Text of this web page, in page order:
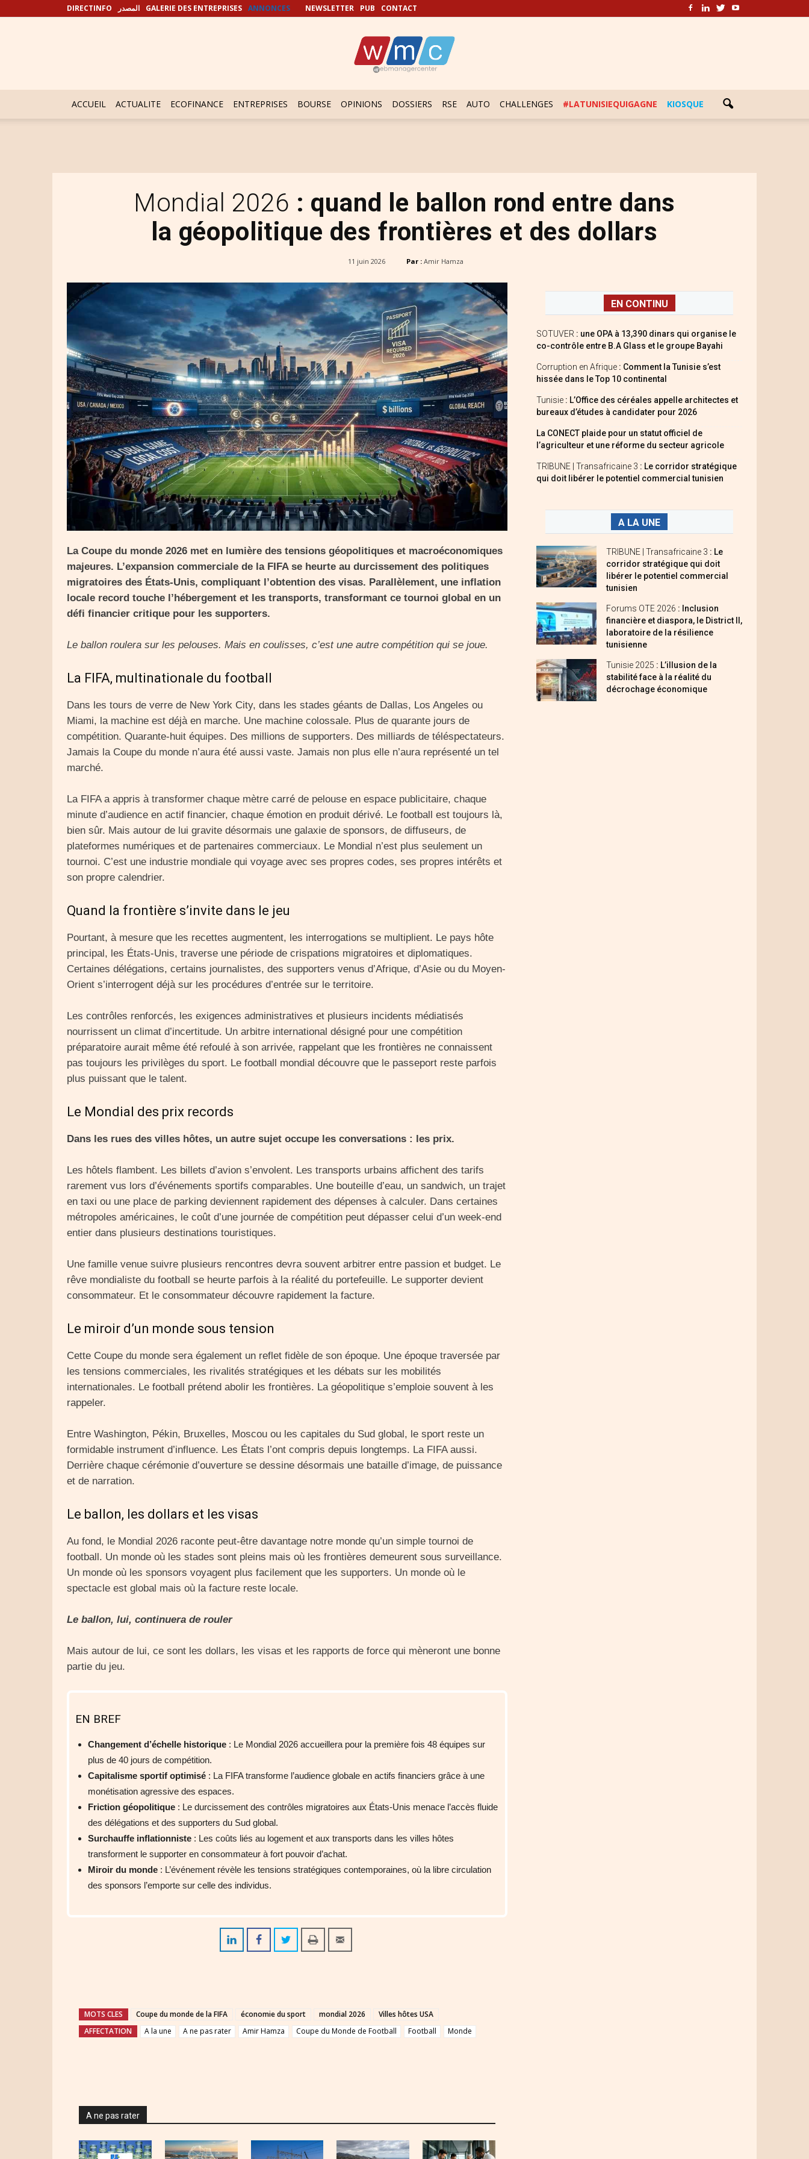
DIRECTINFO المصدر GALERIE DES ENTREPRISES ANNONCES NEWSLETTER PUB CONTACT
ACCUEIL ACTUALITE ECOFINANCE ENTREPRISES BOURSE OPINIONS DOSSIERS RSE AUTO CHALLENGES #LATUNISIEQUIGAGNE KIOSQUE
Mondial 2026 : quand le ballon rond entre dans
la géopolitique des frontières et des dollars
11 juin 2026 Par : Amir Hamza
La Coupe du monde 2026 met en lumière des tensions géopolitiques et macroéconomiques
majeures. L’expansion commerciale de la FIFA se heurte au durcissement des politiques
migratoires des États-Unis, compliquant l’obtention des visas. Parallèlement, une inflation
locale record touche l’hébergement et les transports, transformant ce tournoi global en un
défi financier critique pour les supporters.
Le ballon roulera sur les pelouses. Mais en coulisses, c’est une autre compétition qui se joue.
La FIFA, multinationale du football
Dans les tours de verre de New York City, dans les stades géants de Dallas, Los Angeles ou
Miami, la machine est déjà en marche. Une machine colossale. Plus de quarante jours de
compétition. Quarante-huit équipes. Des millions de supporters. Des milliards de téléspectateurs.
Jamais la Coupe du monde n’aura été aussi vaste. Jamais non plus elle n’aura représenté un tel
marché.
La FIFA a appris à transformer chaque mètre carré de pelouse en espace publicitaire, chaque
minute d’audience en actif financier, chaque émotion en produit dérivé. Le football est toujours là,
bien sûr. Mais autour de lui gravite désormais une galaxie de sponsors, de diffuseurs, de
plateformes numériques et de partenaires commerciaux. Le Mondial n’est plus seulement un
tournoi. C’est une industrie mondiale qui voyage avec ses propres codes, ses propres intérêts et
son propre calendrier.
Quand la frontière s’invite dans le jeu
Pourtant, à mesure que les recettes augmentent, les interrogations se multiplient. Le pays hôte
principal, les États-Unis, traverse une période de crispations migratoires et diplomatiques.
Certaines délégations, certains journalistes, des supporters venus d’Afrique, d’Asie ou du Moyen-
Orient s’interrogent déjà sur les procédures d’entrée sur le territoire.
Les contrôles renforcés, les exigences administratives et plusieurs incidents médiatisés
nourrissent un climat d’incertitude. Un arbitre international désigné pour une compétition
préparatoire aurait même été refoulé à son arrivée, rappelant que les frontières ne connaissent
pas toujours les privilèges du sport. Le football mondial découvre que le passeport reste parfois
plus puissant que le talent.
Le Mondial des prix records
Dans les rues des villes hôtes, un autre sujet occupe les conversations : les prix.
Les hôtels flambent. Les billets d’avion s’envolent. Les transports urbains affichent des tarifs
rarement vus lors d’événements sportifs comparables. Une bouteille d’eau, un sandwich, un trajet
en taxi ou une place de parking deviennent rapidement des dépenses à calculer. Dans certaines
métropoles américaines, le coût d’une journée de compétition peut dépasser celui d’un week-end
entier dans plusieurs destinations touristiques.
Une famille venue suivre plusieurs rencontres devra souvent arbitrer entre passion et budget. Le
rêve mondialiste du football se heurte parfois à la réalité du portefeuille. Le supporter devient
consommateur. Et le consommateur découvre rapidement la facture.
Le miroir d’un monde sous tension
Cette Coupe du monde sera également un reflet fidèle de son époque. Une époque traversée par
les tensions commerciales, les rivalités stratégiques et les débats sur les mobilités
internationales. Le football prétend abolir les frontières. La géopolitique s’emploie souvent à les
rappeler.
Entre Washington, Pékin, Bruxelles, Moscou ou les capitales du Sud global, le sport reste un
formidable instrument d’influence. Les États l’ont compris depuis longtemps. La FIFA aussi.
Derrière chaque cérémonie d’ouverture se dessine désormais une bataille d’image, de puissance
et de narration.
Le ballon, les dollars et les visas
Au fond, le Mondial 2026 raconte peut-être davantage notre monde qu’un simple tournoi de
football. Un monde où les stades sont pleins mais où les frontières demeurent sous surveillance.
Un monde où les sponsors voyagent plus facilement que les supporters. Un monde où le
spectacle est global mais où la facture reste locale.
Le ballon, lui, continuera de rouler
Mais autour de lui, ce sont les dollars, les visas et les rapports de force qui mèneront une bonne
partie du jeu.
EN BREF
Changement d’échelle historique : Le Mondial 2026 accueillera pour la première fois 48 équipes sur
plus de 40 jours de compétition.
Capitalisme sportif optimisé : La FIFA transforme l’audience globale en actifs financiers grâce à une
monétisation agressive des espaces.
Friction géopolitique : Le durcissement des contrôles migratoires aux États-Unis menace l’accès fluide
des délégations et des supporters du Sud global.
Surchauffe inflationniste : Les coûts liés au logement et aux transports dans les villes hôtes
transforment le supporter en consommateur à fort pouvoir d’achat.
Miroir du monde : L’événement révèle les tensions stratégiques contemporaines, où la libre circulation
des sponsors l’emporte sur celle des individus.
MOTS CLES Coupe du monde de la FIFA économie du sport mondial 2026
Villes hôtes USA
AFFECTATION
A la une A ne pas rater Amir Hamza Coupe du Monde de Football Football Monde
A ne pas rater
EN CONTINU
SOTUVER : une OPA à 13,390 dinars qui organise le
co-contrôle entre B.A Glass et le groupe Bayahi
Corruption en Afrique : Comment la Tunisie s’est
hissée dans le Top 10 continental
Tunisie : L’Office des céréales appelle architectes et
bureaux d’études à candidater pour 2026
La CONECT plaide pour un statut officiel de
l’agriculteur et une réforme du secteur agricole
TRIBUNE | Transafricaine 3 : Le corridor stratégique
qui doit libérer le potentiel commercial tunisien
A LA UNE
TRIBUNE | Transafricaine 3 : Le
corridor stratégique qui doit
libérer le potentiel commercial
tunisien
Forums OTE 2026 : Inclusion
financière et diaspora, le District II,
laboratoire de la résilience
tunisienne
Tunisie 2025 : L’illusion de la
stabilité face à la réalité du
décrochage économique